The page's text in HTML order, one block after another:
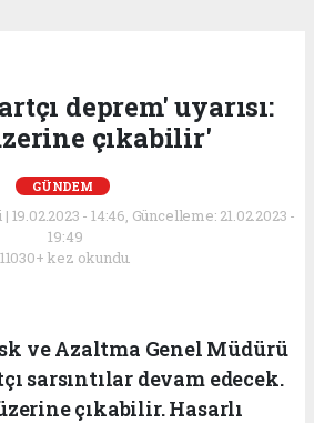
deprem' uyarısı:
çıkabilir'
GÜNDEM
- 14:46, Güncelleme: 21.02.2023 -
19:49
11030+ kez okundu.
ve Azaltma Genel Müdürü
sarsıntılar devam edecek.
çıkabilir. Hasarlı